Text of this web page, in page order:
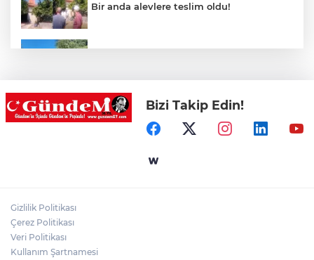
Bir anda alevlere teslim oldu!
Merdivende baygın bulundu hayatını
kaybetti!
Zonguldak sıcaktan bunaldı, sahillere
Bizi Takip Edin!
Gizlilik Politikası
Çerez Politikası
Veri Politikası
Kullanım Şartnamesi